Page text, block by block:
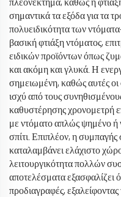
πλεονέκτημα, καθώς η
σημαντικά τα εξόδα για τα
πολυειδικότητα των
βασική φτιάξη ντόματος,
ειδικών προϊόντων όπως
και ακόμη και γλυκά. Η
σημειωμένη, καθώς αυτές
ισχύ από τους
καθυστέρησης χρονομετρή
με ντόματο απλώς ψημένο ή
σπίτι. Επιπλέον, η
καταλαμβάνει ελάχιστο
λειτουργικότητα πολλών
αποτελέσματα εξασφαλίζει
προδιαγραφές,